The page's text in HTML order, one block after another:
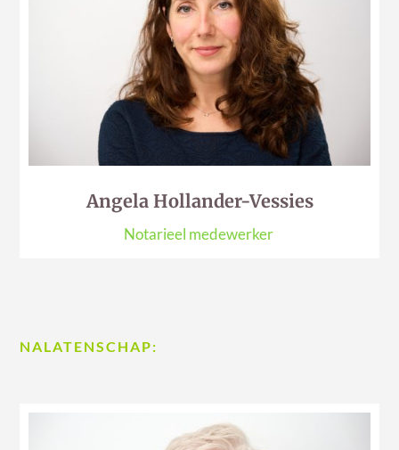
Angela Hollander-Vessies
Notarieel medewerker
NALATENSCHAP: